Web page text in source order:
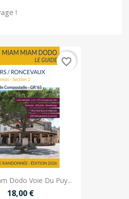
!
Dodo Voie Du Puy...
18,00 €
favorite_border